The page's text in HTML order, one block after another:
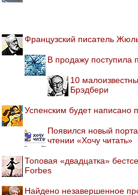
Французский писатель
В продажу поступила
10
Брэдбери
Успенским будет написано
Появился новый
чтении «Хочу читать»
Топовая «двадцатка»
Forbes
Найдено незавершенное